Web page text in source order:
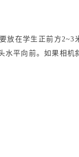
放在学生正前方2~3
水平向前。如果相机